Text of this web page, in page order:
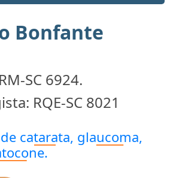
Bonfante
SC 6924.
RQE-SC 8021
catarata, glaucoma,